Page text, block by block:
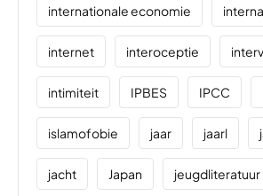
internationale economie
internet interoceptie
intimiteit IPBES IPCC
islamofobie jaar jaarl
jacht Japan jeugdliteratuur